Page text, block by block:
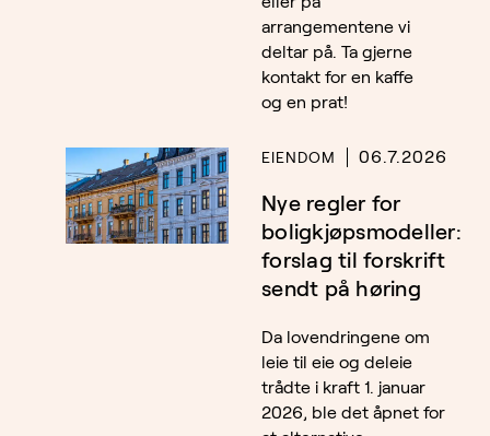
arrangementene vi
deltar på. Ta gjerne
kontakt for en kaffe
og en prat!
EIENDOM 06.7.2026
Nye regler for
boligkjøpsmodeller:
forslag til forskrift
sendt på høring
Da lovendringene om
leie til eie og deleie
trådte i kraft 1. januar
2026, ble det åpnet for